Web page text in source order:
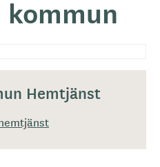
Hemtjänst